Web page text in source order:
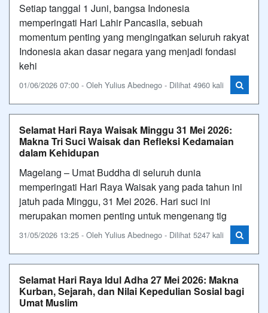
Setiap tanggal 1 Juni, bangsa Indonesia
memperingati Hari Lahir Pancasila, sebuah
momentum penting yang mengingatkan seluruh rakyat
Indonesia akan dasar negara yang menjadi fondasi
kehi
01/06/2026 07:00 - Oleh Yulius Abednego - Dilihat 4960 kali
Selamat Hari Raya Waisak Minggu 31 Mei 2026:
Makna Tri Suci Waisak dan Refleksi Kedamaian
dalam Kehidupan
Magelang – Umat Buddha di seluruh dunia
memperingati Hari Raya Waisak yang pada tahun ini
jatuh pada Minggu, 31 Mei 2026. Hari suci ini
merupakan momen penting untuk mengenang tig
31/05/2026 13:25 - Oleh Yulius Abednego - Dilihat 5247 kali
Selamat Hari Raya Idul Adha 27 Mei 2026: Makna
Kurban, Sejarah, dan Nilai Kepedulian Sosial bagi
Umat Muslim